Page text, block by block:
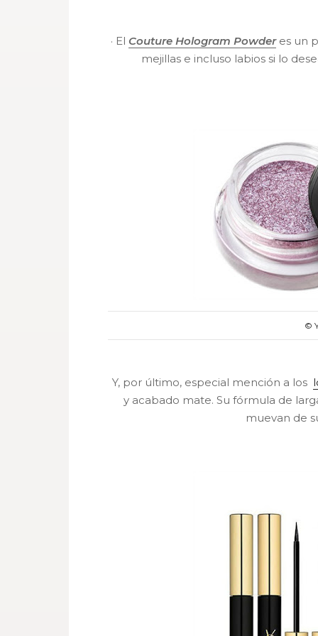
· El Couture Hologram Powderes un
mejillas e incluso labios si lo
©
Y, por último, especial mención a los
yacabado mate. Su fórmula de
muevan de